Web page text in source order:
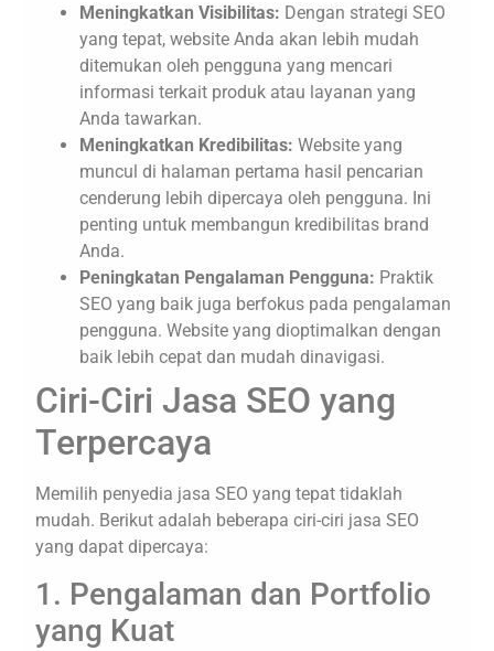
Meningkatkan Visibilitas: Dengan strategi SEO
yang tepat, website Anda akan lebih mudah
ditemukan oleh pengguna yang mencari
informasi terkait produk atau layanan yang
Anda tawarkan.
Meningkatkan Kredibilitas: Website yang
muncul di halaman pertama hasil pencarian
cenderung lebih dipercaya oleh pengguna. Ini
penting untuk membangun kredibilitas brand
Anda.
Peningkatan Pengalaman Pengguna: Praktik
SEO yang baik juga berfokus pada pengalaman
pengguna. Website yang dioptimalkan dengan
baik lebih cepat dan mudah dinavigasi.
Ciri-Ciri Jasa SEO yang
Terpercaya
Memilih penyedia jasa SEO yang tepat tidaklah
mudah. Berikut adalah beberapa ciri-ciri jasa SEO
yang dapat dipercaya:
1. Pengalaman dan Portfolio
yang Kuat